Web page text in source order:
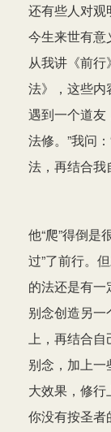
还有些人对观
今生来世有意
从我讲《前
法》，这些内
遇到一个道友
法修。”我问
法，再结合我
他“爬”得倒是
过”了前行。
的法还是有
别念创造另一
上，再结合
别念，加上
大效果，修
你没有按圣者